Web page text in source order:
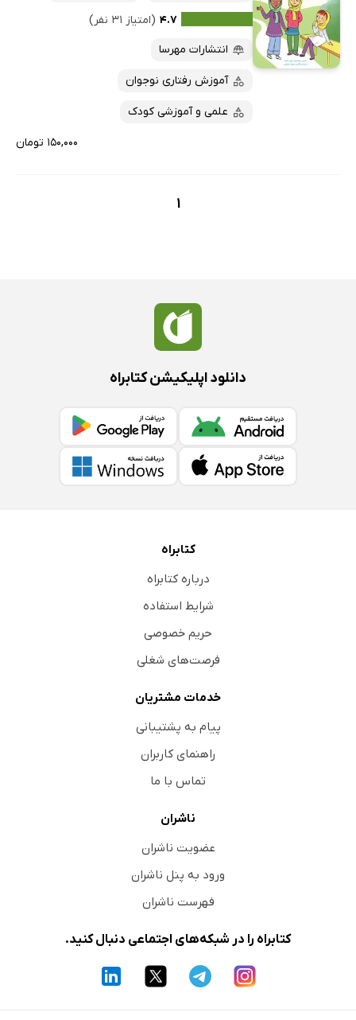
۴.۷ (امتیاز ۳۱ نفر)
انتشارات مهرسا
آموزش رفتاری نوجوان
علمی و آموزشی کودک
۱۵۰,۰۰۰ تومان
1
دانلود اپلیکیشن کتابراه
کتابراه
درباره کتابراه
شرایط استفاده
حریم خصوصی
فرصت‌های شغلی
خدمات مشتریان
پیام به پشتیبانی
راهنمای کاربران
تماس با ما
ناشران
عضویت ناشران
ورود به پنل ناشران
فهرست ناشران
کتابراه را در شبکه‌های اجتماعی دنبال کنید.